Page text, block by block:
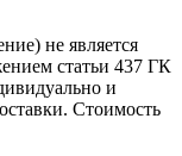
не является
статьи 437 ГК
и
Стоимость